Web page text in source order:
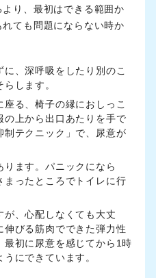
り、最初はできる範囲か
ても問題にならない時か
、深呼吸をしたり別のこ
します。
る、椅子の縁におしっこ
の上から出口あたりを手で
制テクニック」で、尿意が
ます。パニックになら
まったところでトイレに行
が、心配しなくても大丈
伸びる筋肉でできた弾力性
最初に尿意を感じてから1時
にできています。